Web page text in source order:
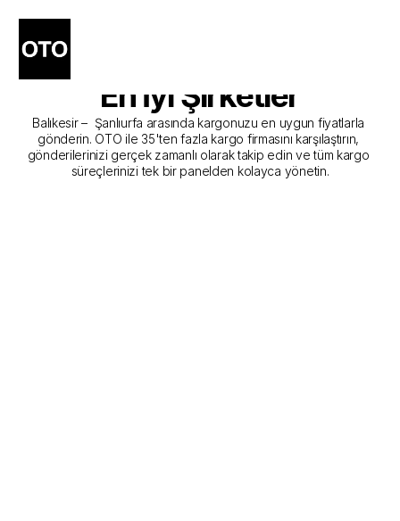
Balıkesir - Şanlıurfa Kargo
Gönderim Hizmeti Sunan
En İyi Şirketler
Balıkesir –  Şanlıurfa arasında kargonuzu en uygun fiyatlarla
gönderin. OTO ile 35'ten fazla kargo firmasını karşılaştırın,
gönderilerinizi gerçek zamanlı olarak takip edin ve tüm kargo
süreçlerinizi tek bir panelden kolayca yönetin.